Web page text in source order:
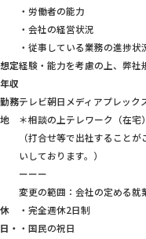
・労働者の能力
・会社の経営状況
・従事している業務の進捗状
想定
年収
経験・能力を考慮の上、弊社
勤務
地
テレビ朝日メディアプレック
＊相談の上テレワーク（在宅
（打合せ等で出社すること
いしております。）
ーーー
変更の範囲：会社の定める就
休
日・
・完全週休2日制
・国民の祝日